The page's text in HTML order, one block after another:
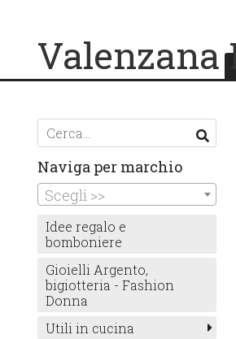
Valenzana
Naviga per marchio
Scegli >>
Idee regalo e
bomboniere
Gioielli Argento,
bigiotteria - Fashion
Donna
Utili in cucina